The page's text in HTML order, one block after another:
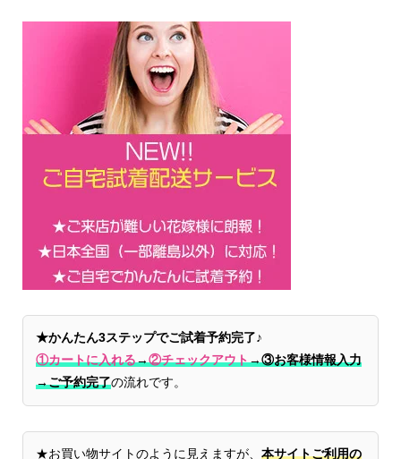
★かんたん3ステップでご試着予約完了♪
①カートに入れる→②チェックアウト→③お客様情報入力
→ご予約完了の流れです。
★お買い物サイトのように見えますが、 本サイトご利用の